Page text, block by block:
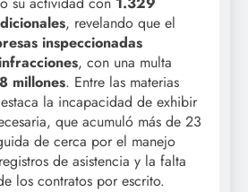
, revelando que el
inspeccionadas
, con una multa
millones. Entre las materias
la incapacidad de exhibir
que acumuló más de 23
de cerca por el manejo
de asistencia y la falta
los contratos por escrito.